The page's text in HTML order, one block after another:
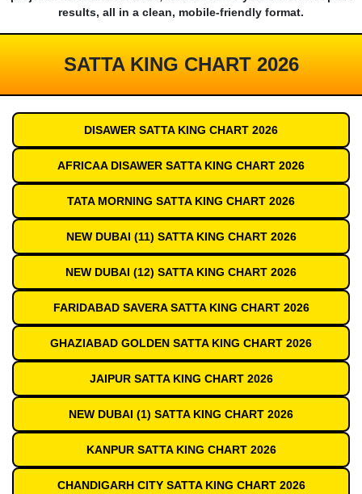
results, all in a clean, mobile-friendly format.
SATTA KING CHART 2026
DISAWER SATTA KING CHART 2026
AFRICAA DISAWER SATTA KING CHART 2026
TATA MORNING SATTA KING CHART 2026
NEW DUBAI (11) SATTA KING CHART 2026
NEW DUBAI (12) SATTA KING CHART 2026
FARIDABAD SAVERA SATTA KING CHART 2026
GHAZIABAD GOLDEN SATTA KING CHART 2026
JAIPUR SATTA KING CHART 2026
NEW DUBAI (1) SATTA KING CHART 2026
KANPUR SATTA KING CHART 2026
CHANDIGARH CITY SATTA KING CHART 2026